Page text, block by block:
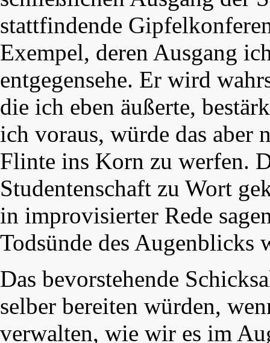
stattfindende
Exempel, deren Ausgang
entgegensehe. Er wird
die ich eben äußerte,
ich voraus, würde das aber
Flinte ins Korn zu werfen.
Studentenschaft zu Wort
in improvisierter Rede
Todsünde des Augenblicks
Das bevorstehende
selber bereiten würden,
verwalten, wie wir es im